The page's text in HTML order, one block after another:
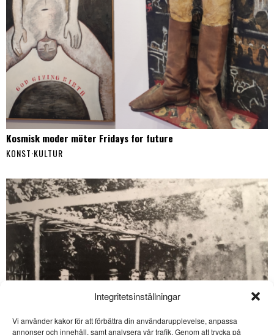
Integritetsinställningar
Vi använder kakor för att förbättra din användarupplevelse, anpassa
annonser och innehåll, samt analysera vår trafik. Genom att trycka på
Kosmisk moder möter Fridays for future
KONST·KULTUR